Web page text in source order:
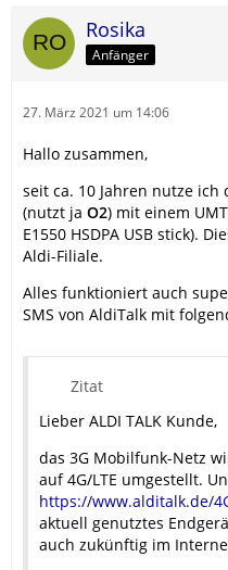
Rosika
Anfänger
27. März 2021 um 14:06
Hallo zusammen,
seit ca. 10 Jahren nutze
(nutzt ja O2) mit einem
E1550 HSDPA USB stick).
Aldi-Filiale.
Alles funktioniert auch
SMS von AldiTalk mit
Zitat
Lieber ALDI TALK Kunde,
das 3G Mobilfunk-Netz
auf 4G/LTE umgestellt.
https://www.alditalk.de/
aktuell genutztes
auch zukünftig im